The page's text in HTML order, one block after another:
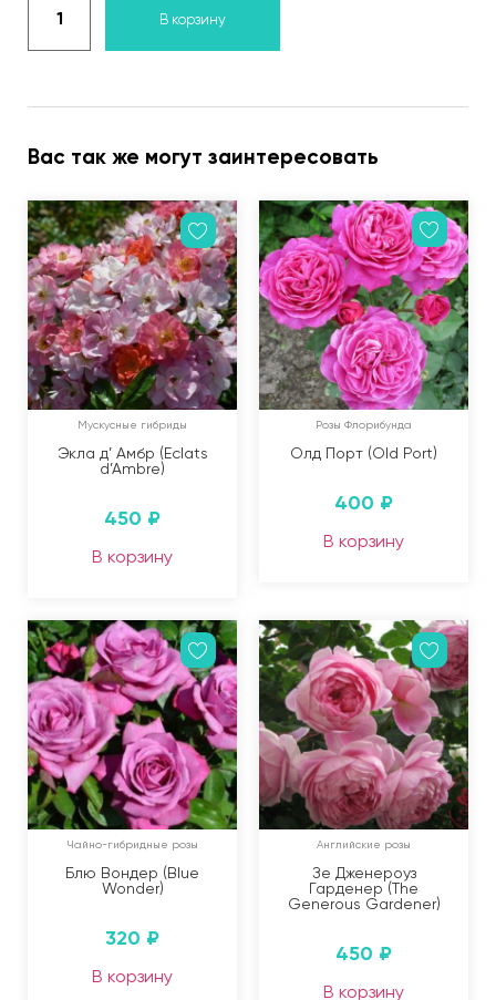
В корзину
Вас так же могут заинтересовать
Мускусные гибриды
Экла д’ Амбр (Eclats
d’Ambre)
450 ₽
В корзину
Розы Флорибунда
Олд Порт (Old Port)
400 ₽
В корзину
Чайно-гибридные розы
Блю Вондер (Blue
Wonder)
320 ₽
В корзину
Английские розы
Зе Дженероуз
Гарденер (The
Generous Gardener)
450 ₽
В корзину